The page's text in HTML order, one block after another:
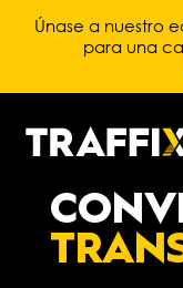
Únase a nuestro
para una